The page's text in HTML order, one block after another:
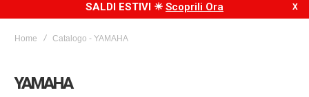
SALDI ESTIVI ☀ Scoprili Ora
Home Catalogo - YAMAHA
YAMAHA